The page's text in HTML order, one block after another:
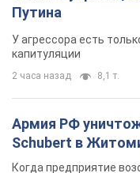
Когда предприятие
3 часа назад
Киево-Печерскую
"монстром"?
отказались
небоскреба
Какая реакция Кличко
6 часов назад 67,6 т.